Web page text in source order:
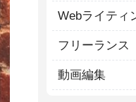
Webライティ
フリーランス
動画編集